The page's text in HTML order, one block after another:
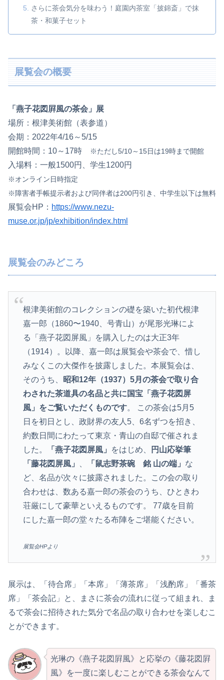
さらに茶会気分を味わう！庭園内茶室「披錦斎」で抹
茶・和菓子セット
展覧会の概要
「燕子花図屛風の茶会」展
場所：根津美術館（表参道）
会期：2022年4/16～5/15
開館時間：10～17時
※ただし5/10～15日は19時まで開館
入場料：一般1500円、学生1200円
※オンライン日時指定
※障害者手帳提示者および同伴者は200円引き、中学生以下は無料
展覧会HP： https://www.nezu-
muse.or.jp/jp/exhibition/index.html
展覧会のみどころ
根津美術館のコレクションの礎を築いた初代根津
嘉一郎（1860〜1940、号青山）が尾形光琳によ
る「燕子花図屏風」を購入したのは大正3年
（1914）。以降、嘉一郎は展覧会や茶会で、惜し
みなくこの大傑作を披露しました。本展覧会は、
そのうち、
昭和12年（1937）5月の茶会で取り合
わされた茶道具の名品と共に国宝「燕子花図屏
風」をご覧いただくものです。 この茶会は5月5
日を初日とし、政財界の友人5、6名ずつを招き、
約数日間にわたって東京・青山の自邸で催されま
した。
「燕子花図屏風」 をはじめ、
円山応挙筆
「藤花図屏風」
「鼠志野茶碗 銘 山の端」 な
ど、名品が次々に披露されました。この会の取り
合わせは、数ある嘉一郎の茶会のうち、ひときわ
荘厳にして豪華といえるものです。 77歳を目前
にした嘉一郎の堂々たる布陣をご堪能ください。
展覧会HPより
展示は、「待合席」「本席」「薄茶席」「浅酌席」「番茶
席」「茶会記」と、まさに茶会の流れに従って組まれ、ま
るで茶会に招待された気分で名品の取り合わせを楽しむこ
とができます。
光琳の《燕子花図屛風》と応挙の《藤花図屛
風》を一度に楽しむことができる茶会なんて